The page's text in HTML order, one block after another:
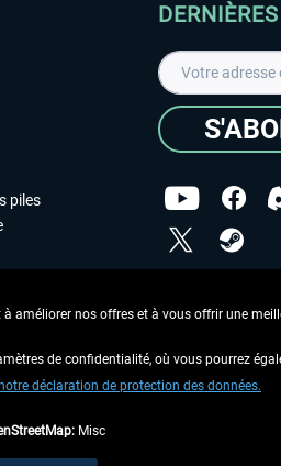
piles
Copyright ©
si aucune description contraire.
améliorer nos offres et à vous offrir une
de confidentialité, où vous pourrez
déclaration de protection des données.
Misc